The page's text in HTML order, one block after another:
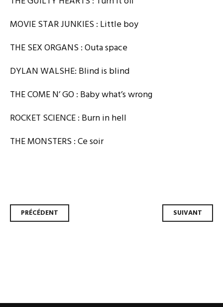
MOVIE STAR JUNKIES : Little boy
THE SEX ORGANS : Outa space
DYLAN WALSHE: Blind is blind
THE COME N’ GO : Baby what’s wrong
ROCKET SCIENCE : Burn in hell
THE MONSTERS : Ce soir
Navigation
PRÉCÉDENT SUIVANT